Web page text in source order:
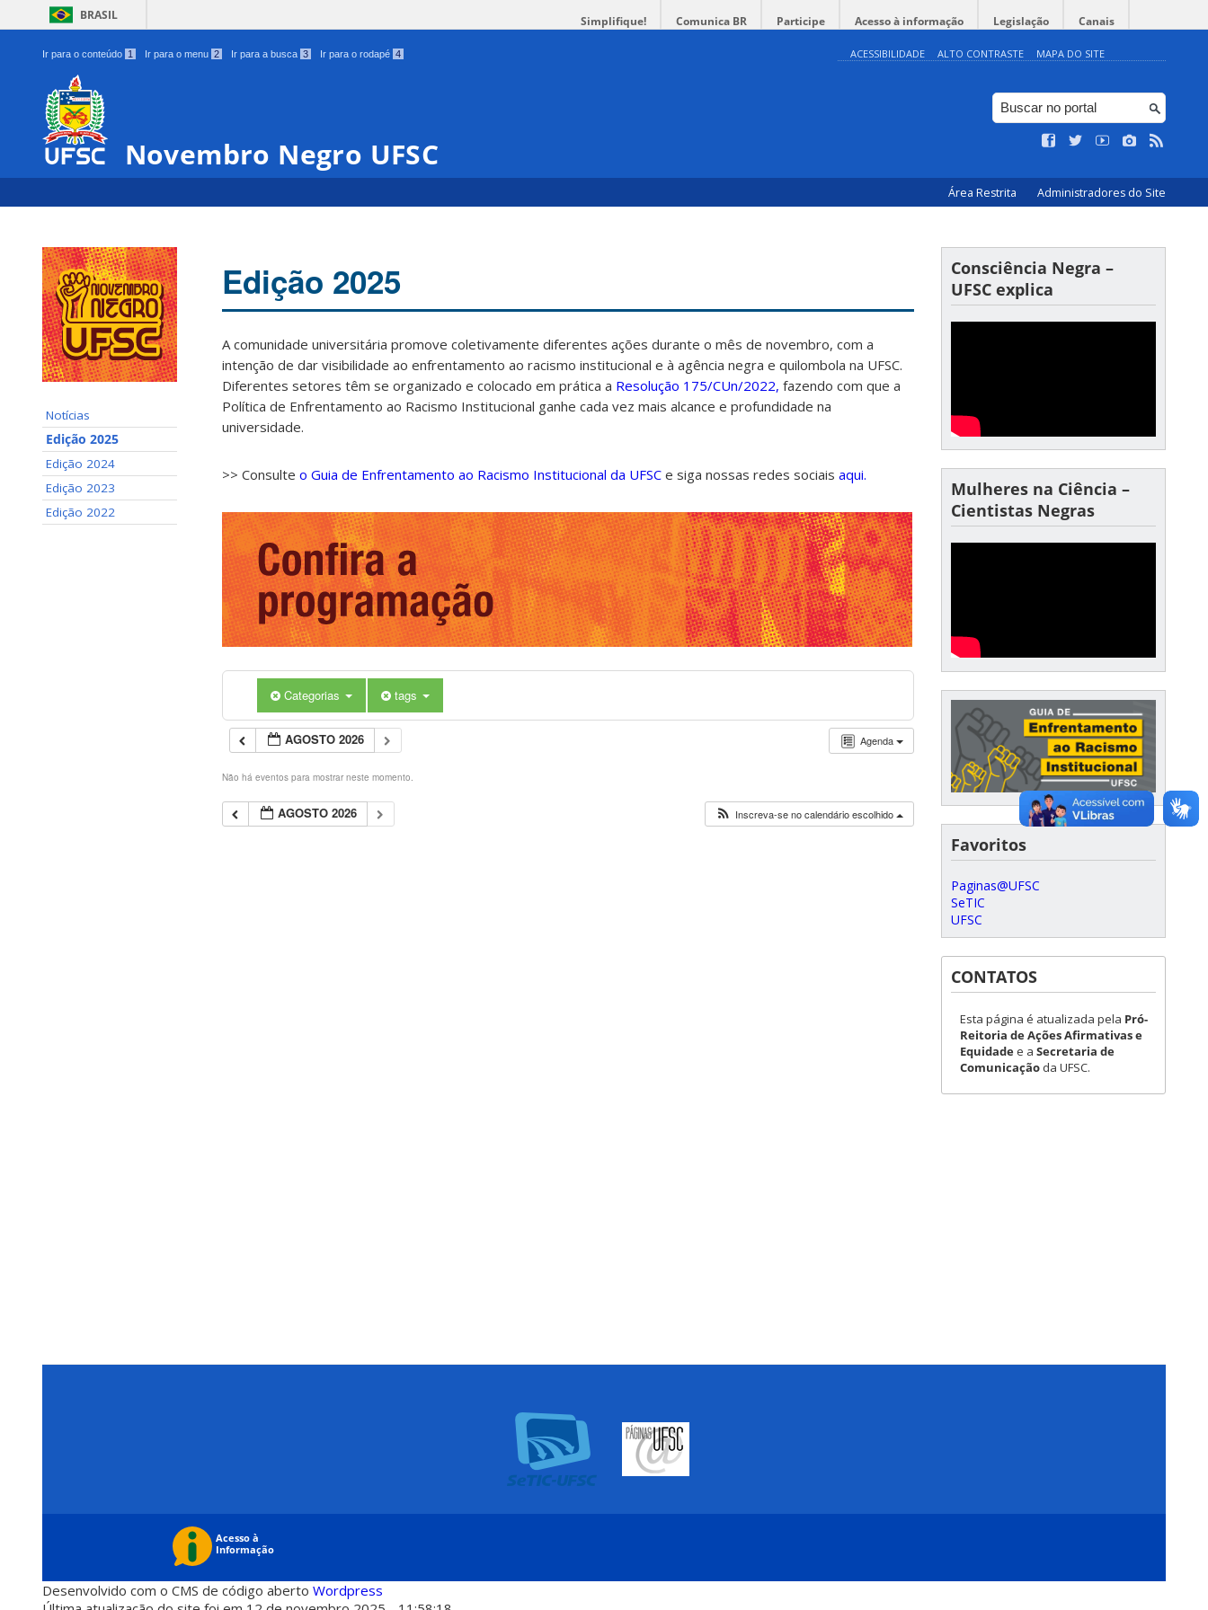
BRASIL Simplifique! Comunica BR Participe Acesso à informação Legislação Canais
Ir para o conteúdo 1 Ir para o menu 2 Ir para a busca 3 Ir para o rodapé 4 ACESSIBILIDADE ALTO CONTRASTE MAPA DO SITE
Novembro Negro UFSC
Área Restrita Administradores do Site
Notícias
Edição 2025
Edição 2024
Edição 2023
Edição 2022
Edição 2025
A comunidade universitária promove coletivamente diferentes ações durante o mês de novembro, com a
intenção de dar visibilidade ao enfrentamento ao racismo institucional e à agência negra e quilombola na UFSC.
Diferentes setores têm se organizado e colocado em prática a Resolução 175/CUn/2022, fazendo com que a
Política de Enfrentamento ao Racismo Institucional ganhe cada vez mais alcance e profundidade na
universidade.
>> Consulte o Guia de Enfrentamento ao Racismo Institucional da UFSC e siga nossas redes sociais aqui.
Categorias tags
Agenda
AGOSTO 2026
Não há eventos para mostrar neste momento.
AGOSTO 2026 Inscreva-se no calendário escolhido
Consciência Negra –
UFSC explica
Mulheres na Ciência –
Cientistas Negras
Favoritos
Paginas@UFSC
SeTIC
UFSC
CONTATOS
Esta página é atualizada pela Pró-
Reitoria de Ações Afirmativas e
Equidadee a Secretaria de
Comunicação da UFSC.
Desenvolvido com o CMS de código aberto Wordpress